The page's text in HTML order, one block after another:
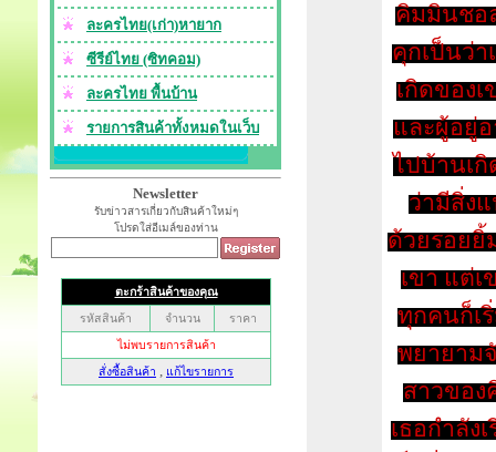
ละครไทย(เก่า)หายาก
ซีรีย์ไทย (ซิทคอม)
ละครไทย พื้นบ้าน
รายการสินค้าทั้งหมดในเว็บ
Newsletter
รับข่าวสารเกี่ยวกับสินค้าใหม่ๆ
โปรดใส่อีเมล์ของท่าน
คิมมินชอ
คุกเป็นว่
เกิดของ
และผู้อยู่
ไปบ้านเ
ว่ามีสิ่ง
ด้วยรอยยิ้
เขา แต่
ทุกคนก็เ
พยายาม
สาวของ
เธอกำลัง